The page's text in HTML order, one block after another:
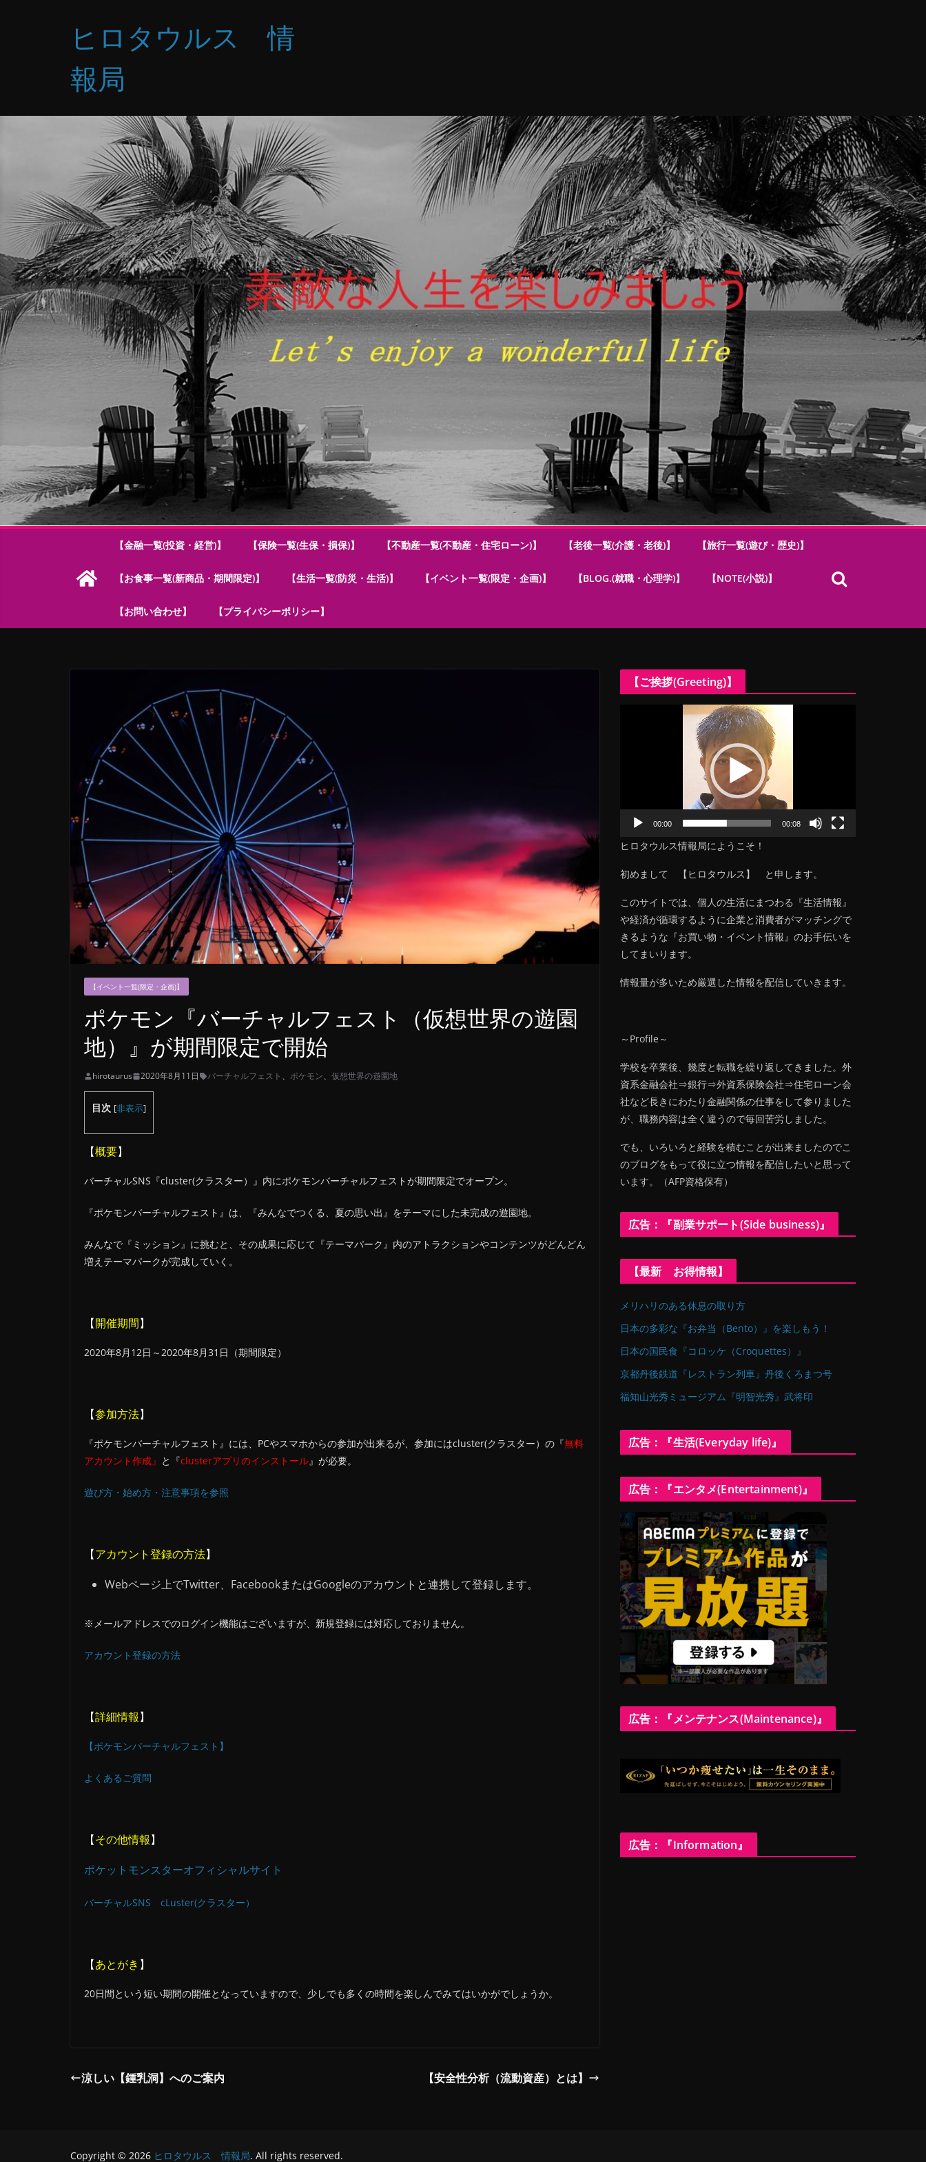
ヒロタウルス 情
報局
【金融一覧(投資・経営)】 【保険一覧(生保・損保)】 【不動産一覧(不動産・住宅ローン)】 【老後一覧(介護・老後)】 【旅行一覧(遊び・歴史)】
【お食事一覧(新商品・期間限定)】 【生活一覧(防災・生活)】 【イベント一覧(限定・企画)】 【BLOG.(就職・心理学)】 【NOTE(小説)】
【お問い合わせ】 【プライバシーポリシー】
【イベント一覧(限定・企画)】
ポケモン『バーチャルフェスト（仮想世界の遊園
地）』が期間限定で開始
hirotaurus 2020年8月11日 バーチャルフェスト 、 ポケモン、 仮想世界の遊園地
目次 [非表示]
【概要】
バーチャルSNS『cluster(クラスター）』内にポケモンバーチャルフェストが期間限定でオープン。
『ポケモンバーチャルフェスト』は、『みんなでつくる、夏の思い出』をテーマにした未完成の遊園地。
みんなで『ミッション』に挑むと、その成果に応じて『テーマパーク』内のアトラクションやコンテンツがどんどん
増えテーマパークが完成していく。
【開催期間】
2020年8月12日～2020年8月31日（期間限定）
【参加方法】
『ポケモンバーチャルフェスト』には、PCやスマホからの参加が出来るが、参加にはcluster(クラスター）の『無料
アカウント作成』 と『clusterアプリのインストール』が必要。
遊び方・始め方・注意事項を参照
【アカウント登録の方法】
Webページ上でTwitter、FacebookまたはGoogleのアカウントと連携して登録します。
※メールアドレスでのログイン機能はございますが、新規登録には対応しておりません。
アカウント登録の方法
【詳細情報】
【ポケモンバーチャルフェスト】
よくあるご質問
【その他情報】
ポケットモンスターオフィシャルサイト
バーチャルSNS cLuster(クラスター）
【あとがき 】
20日間という短い期間の開催となっていますので、少しでも多くの時間を楽しんでみてはいかがでしょうか。
涼しい【鍾乳洞】へのご案内 【安全性分析（流動資産）とは】
【ご挨拶(Greeting)】
00:00 00:08
ヒロタウルス情報局にようこそ！
初めまして 【ヒロタウルス】 と申します。
このサイトでは、個人の生活にまつわる『生活情報』
や経済が循環するように企業と消費者がマッチングで
きるような『お買い物・イベント情報』のお手伝いを
してまいります。
情報量が多いため厳選した情報を配信していきます。
～Profile～
学校を卒業後、幾度と転職を繰り返してきました。外
資系金融会社⇒銀行⇒外資系保険会社⇒住宅ローン会
社など長きにわたり金融関係の仕事をして参りました
が、職務内容は全く違うので毎回苦労しました。
でも、いろいろと経験を積むことが出来ましたのでこ
のブログをもって役に立つ情報を配信したいと思って
います。（AFP資格保有）
広告：『副業サポート(Side business)』
【最新 お得情報】
メリハリのある休息の取り方
日本の多彩な『お弁当（Bento）』を楽しもう！
日本の国民食『コロッケ（Croquettes）』
京都丹後鉄道『レストラン列車』丹後くろまつ号
福知山光秀ミュージアム『明智光秀』武将印
広告：『生活(Everyday life)』
広告：『エンタメ(Entertainment)』
広告：『メンテナンス(Maintenance)』
広告：『Information』
Copyright © 2026 ヒロタウルス 情報局. All rights reserved.